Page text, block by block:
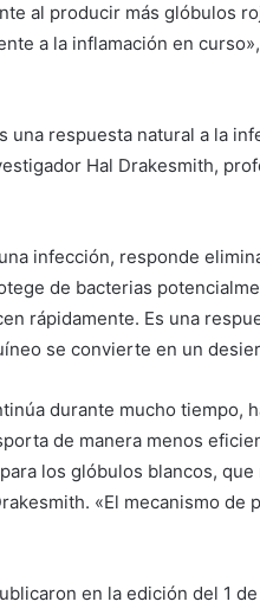
al producir más glóbulos
a la inflamación en
una respuesta natural a la
Hal Drakesmith,
infección, responde
de bacterias
rápidamente. Es una
se convierte en un
durante mucho tiempo,
de manera menos
los glóbulos blancos,
«El mecanismo
en la edición del 1